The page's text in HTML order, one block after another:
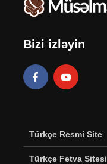
Bizi izləyin
Türkçe Resmi Site
Türkçe Fetva Sitesi